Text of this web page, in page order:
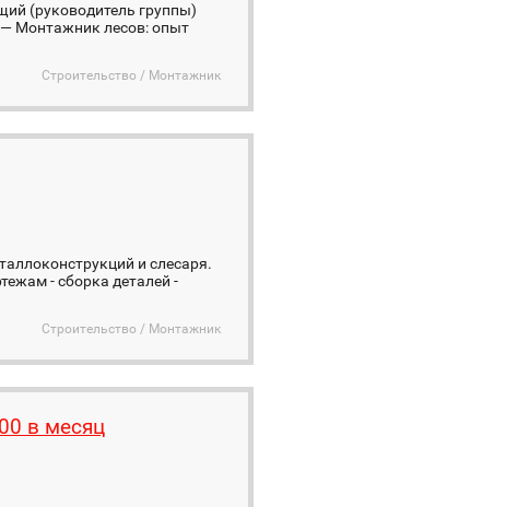
(руководитель группы)
Монтажник лесов: опыт
Строительство / Монтажник
и слесаря.
- сборка деталей -
Строительство / Монтажник
в месяц